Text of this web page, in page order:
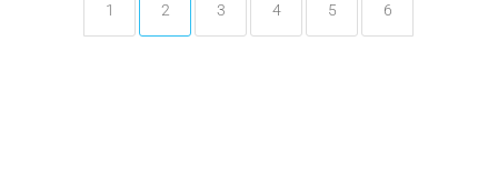
1 2 3 4 5 6